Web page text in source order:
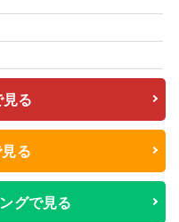
る
る
グで見る